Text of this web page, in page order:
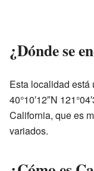
¿Dónde se
Esta localidad
40°10′12″N
California, que es
variados.